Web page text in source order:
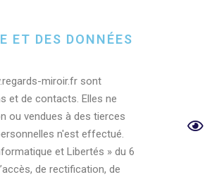
ET DES DONNÉES
miroir.fr sont
et de contacts. Elles ne
ou vendues à des tierces
n'est effectué.
et Libertés » du 6
de rectification, de